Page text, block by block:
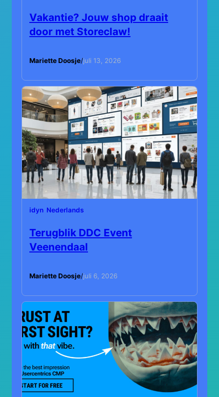
Vakantie? Jouw shop draait
door met Storeclaw!
Mariette Doosje/juli 13, 2026
idyn Nederlands
Terugblik DDC Event
Veenendaal
Mariette Doosje/juli 6, 2026